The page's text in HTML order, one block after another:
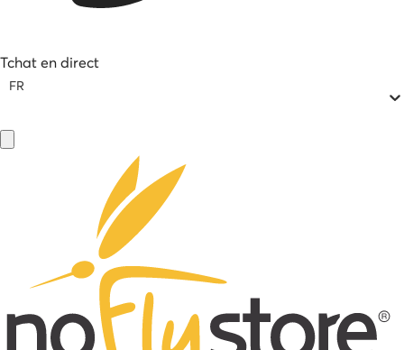
Tchat en direct
FR